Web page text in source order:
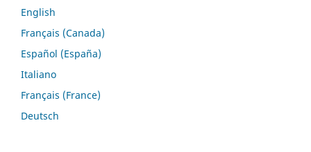
English
Français (Canada)
Español (España)
Italiano
Français (France)
Deutsch